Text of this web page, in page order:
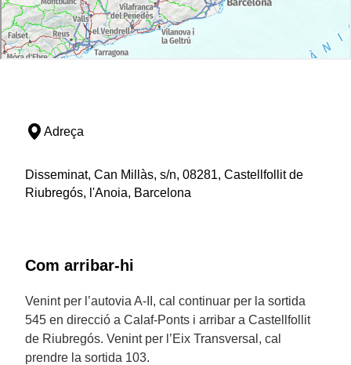
Adreça
Disseminat, Can Millàs, s/n, 08281, Castellfollit de
Riubregós, l'Anoia, Barcelona
Com arribar-hi
Venint per l’autovia A-II, cal continuar per la sortida
545 en direcció a Calaf-Ponts i arribar a Castellfollit
de Riubregós. Venint per l’Eix Transversal, cal
prendre la sortida 103.